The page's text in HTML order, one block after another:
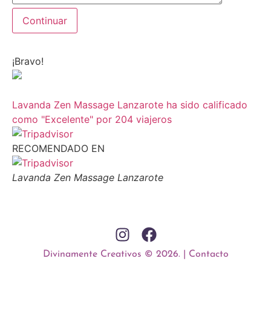
¡Bravo!
Lavanda Zen Massage Lanzarote ha sido calificado
como "Excelente" por 204 viajeros
RECOMENDADO EN
Lavanda Zen Massage Lanzarote
Divinamente Creativos © 2026. | Contacto